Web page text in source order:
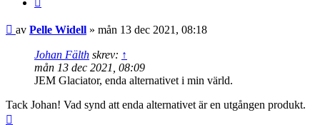
Inlägg
av Pelle Widell » mån 13 dec 2021, 08:18
Johan Fälth skrev: ↑
mån 13 dec 2021, 08:09
JEM Glaciator, enda alternativet i min värld.
Tack Johan! Vad synd att enda alternativet är en utgången produkt.